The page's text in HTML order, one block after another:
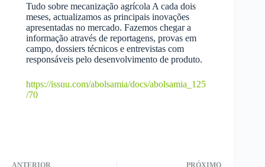
Tudo sobre mecanização agrícola A cada dois
meses, actualizamos as principais inovações
apresentadas no mercado. Fazemos chegar a
informação através de reportagens, provas em
campo, dossiers técnicos e entrevistas com
responsáveis pelo desenvolvimento de produto.
https://issuu.com/abolsamia/docs/abolsamia_125
/70
ANTERIOR PRÓXIMO